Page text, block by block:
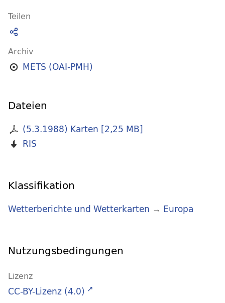
Teilen
Archiv
METS (OAI-PMH)
Dateien
(5.3.1988) Karten [2,25 MB]
RIS
Klassifikation
Wetterberichte und Wetterkarten → Europa
Nutzungsbedingungen
Lizenz
CC-BY-Lizenz (4.0)